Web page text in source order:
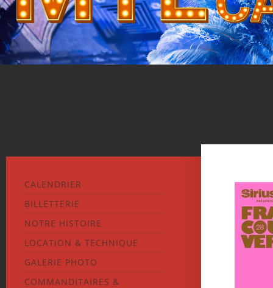
CALENDRIER
BILLETTERIE
NOTRE HISTOIRE
LOCATION & TECHNIQUE
GALERIE PHOTO
COMMANDITAIRES &